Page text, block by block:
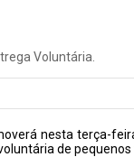
Voluntária.
nesta terça-
de